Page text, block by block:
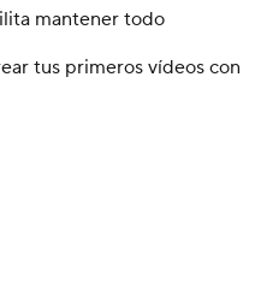
mantener todo
tus primeros vídeos con